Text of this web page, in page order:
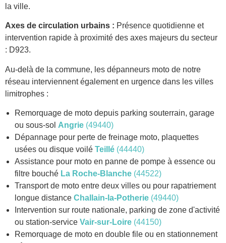
la ville.
Axes de circulation urbains : Présence quotidienne et
intervention rapide à proximité des axes majeurs du secteur
: D923.
Au-delà de la commune, les dépanneurs moto de notre
réseau interviennent également en urgence dans les villes
limitrophes :
Remorquage de moto depuis parking souterrain, garage
ou sous-sol Angrie (49440)
Dépannage pour perte de freinage moto, plaquettes
usées ou disque voilé Teillé (44440)
Assistance pour moto en panne de pompe à essence ou
filtre bouché La Roche-Blanche (44522)
Transport de moto entre deux villes ou pour rapatriement
longue distance Challain-la-Potherie (49440)
Intervention sur route nationale, parking de zone d'activité
ou station-service Vair-sur-Loire (44150)
Remorquage de moto en double file ou en stationnement